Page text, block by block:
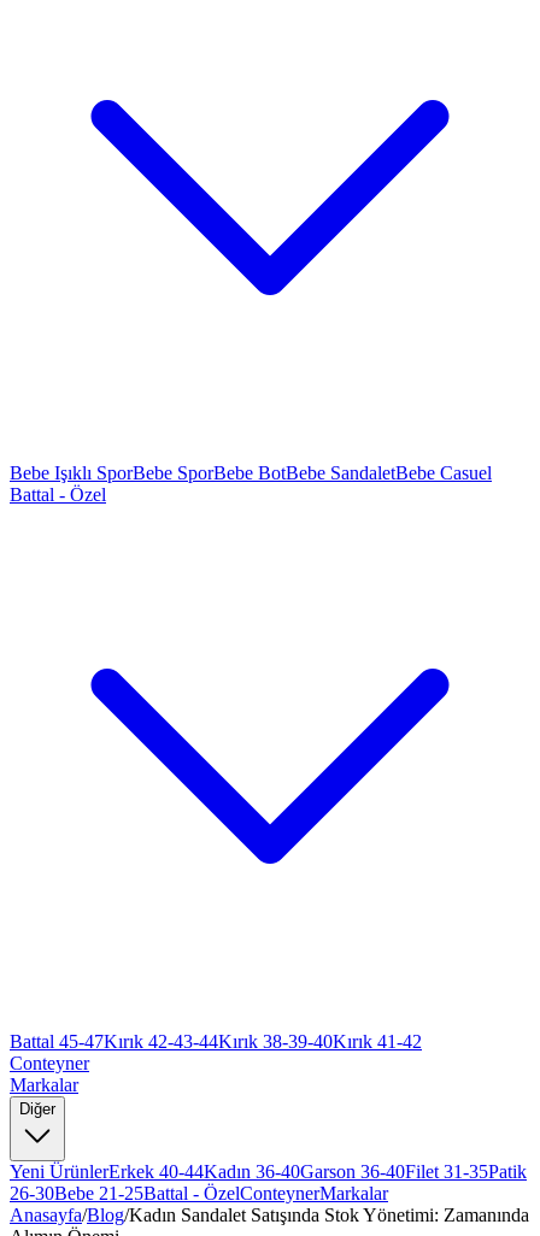
Bebe Işıklı SporBebe SporBebe BotBebe SandaletBebe Casuel
Battal - Özel
Battal 45-47Kırık 42-43-44Kırık 38-39-40Kırık 41-42
Conteyner
Markalar
Diğer
Yeni ÜrünlerErkek 40-44Kadın 36-40Garson 36-40Filet 31-35Patik
26-30Bebe 21-25Battal - ÖzelConteynerMarkalar
Anasayfa/Blog/Kadın Sandalet Satışında Stok Yönetimi: Zamanında